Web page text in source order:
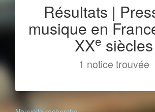
Résultats |
musique en
XXe siècles
1 notice trouvée